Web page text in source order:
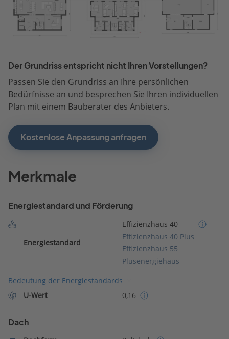
Der Grundriss entspricht nicht Ihren Vorstellungen?
Passen Sie den Grundriss an Ihre persönlichen
Bedürfnisse an und besprechen Sie Ihren individuellen
Plan mit einem Bauberater des Anbieters.
Kostenlose Anpassung anfragen
Merkmale
Energiestandard und Förderung
Energiestandard
Effizienzhaus 40
Effizienzhaus 40 Plus
Effizienzhaus 55
Plusenergiehaus
Bedeutung der Energiestandards
U-Wert
0,16
Dach